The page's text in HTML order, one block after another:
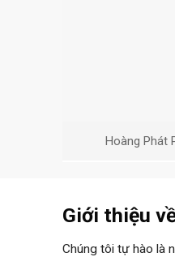
Hoàng Phát
Giới thiệu
Chúng tôi tự hào là